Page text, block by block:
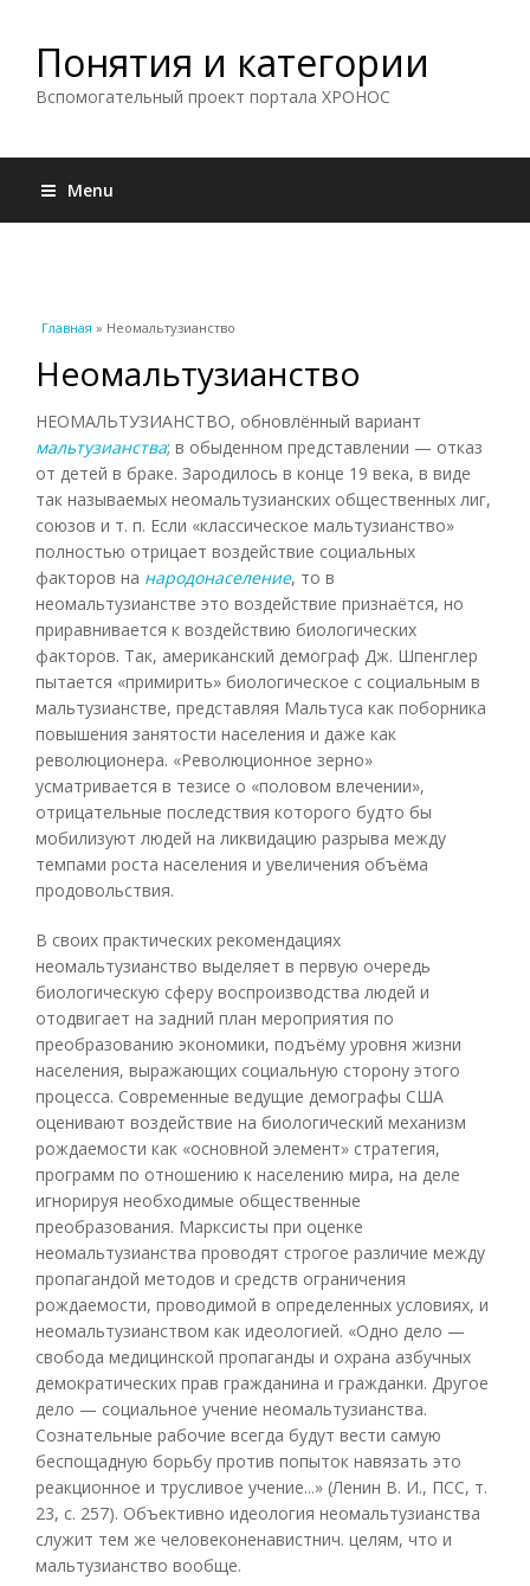
Понятия и категории
Вспомогательный проект портала ХРОНОС
Menu
Вы здесь
Главная » Неомальтузианство
Неомальтузианство
НЕОМАЛЬТУЗИАНСТВО, обновлённый вариант
мальтузианства; в обыденном представлении — отказ
от детей в браке. Зародилось в конце 19 века, в виде
так называемых неомальтузианских общественных лиг,
союзов и т. п. Если «классическое мальтузианство»
полностью отрицает воздействие социальных
факторов на народонаселение, то в
неомальтузианстве это воздействие признаётся, но
приравнивается к воздействию биологических
факторов. Так, американский демограф Дж. Шпенглер
пытается «примирить» биологическое с социальным в
мальтузианстве, представляя Мальтуса как поборника
повышения занятости населения и даже как
революционера. «Революционное зерно»
усматривается в тезисе о «половом влечении»,
отрицательные последствия которого будто бы
мобилизуют людей на ликвидацию разрыва между
темпами роста населения и увеличения объёма
продовольствия.
В своих практических рекомендациях
неомальтузианство выделяет в первую очередь
биологическую сферу воспроизводства людей и
отодвигает на задний план мероприятия по
преобразованию экономики, подъёму уровня жизни
населения, выражающих социальную сторону этого
процесса. Современные ведущие демографы США
оценивают воздействие на биологический механизм
рождаемости как «основной элемент» стратегия,
программ по отношению к населению мира, на деле
игнорируя необходимые общественные
преобразования. Марксисты при оценке
неомальтузианства проводят строгое различие между
пропагандой методов и средств ограничения
рождаемости, проводимой в определенных условиях, и
неомальтузианством как идеологией. «Одно дело —
свобода медицинской пропаганды и охрана азбучных
демократических пpaв гражданина и гражданки. Другое
дело — социальное учение неомальтузианства.
Сознательные рабочие всегда будут вести самую
беспощадную борьбу против попыток навязать это
реакционное и трусливое учение...» (Ленин В. И., ПСС, т.
23, с. 257). Объективно идеология неомальтузианства
служит тем же человеконенавистнич. целям, что и
мальтузианство вообще.